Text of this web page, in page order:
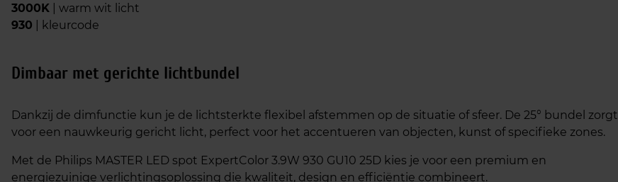
3000K | warm wit licht
930 | kleurcode
Dimbaar met gerichte lichtbundel
Dankzij de dimfunctie kun je de lichtsterkte flexibel afstemmen op de situatie of sfeer. De 25° bundel zorgt
voor een nauwkeurig gericht licht, perfect voor het accentueren van objecten, kunst of specifieke zones.
Met de Philips MASTER LED spot ExpertColor 3.9W 930 GU10 25D kies je voor een premium en
energiezuinige verlichtingsoplossing die kwaliteit, design en efficiëntie combineert.